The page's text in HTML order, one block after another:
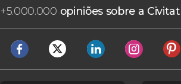
+5.000.000 opiniões sobre a